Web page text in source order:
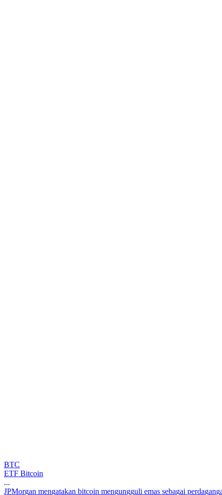
BTC
ETF Bitcoin
...
JPMorgan mengatakan bitcoin mengungguli emas sebagai perdagang